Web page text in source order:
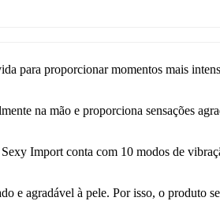
para proporcionar momentos mais
na mão e proporciona sensações
Import conta com 10 modos de
e agradável à pele. Por isso, o produto